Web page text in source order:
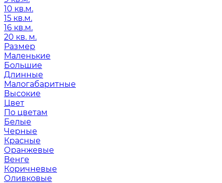
10 кв.м.
15 кв.м.
16 кв.м.
20 кв. м.
Размер
Маленькие
Большие
Длинные
Малогабаритные
Высокие
Цвет
По цветам
Белые
Черные
Красные
Оранжевые
Венге
Коричневые
Оливковые